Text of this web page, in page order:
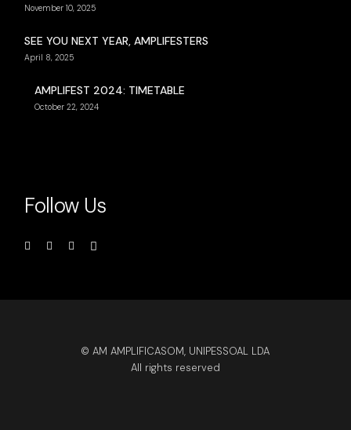
November 10, 2025
SEE YOU NEXT YEAR, AMPLIFESTERS
April 8, 2025
AMPLIFEST 2024: TIMETABLE
October 22, 2024
Follow Us
© AM AMPLIFICASOM, UNIPESSOAL LDA
All rights reserved